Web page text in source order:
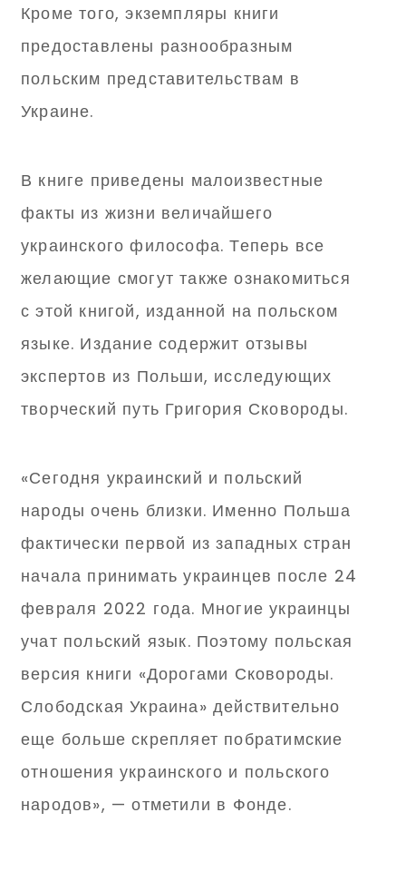
Кроме того, экземпляры книги
предоставлены разнообразным
польским представительствам в
Украине.
В книге приведены малоизвестные
факты из жизни величайшего
украинского философа. Теперь все
желающие смогут также ознакомиться
с этой книгой, изданной на польском
языке. Издание содержит отзывы
экспертов из Польши, исследующих
творческий путь Григория Сковороды.
«Сегодня украинский и польский
народы очень близки. Именно Польша
фактически первой из западных стран
начала принимать украинцев после 24
февраля 2022 года. Многие украинцы
учат польский язык. Поэтому польская
версия книги «Дорогами Сковороды.
Слободская Украина» действительно
еще больше скрепляет побратимские
отношения украинского и польского
народов», — отметили в Фонде.